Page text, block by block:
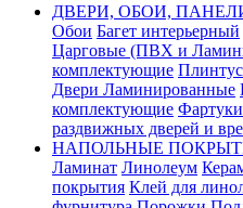
ДВЕРИ, ОБОИ,
Обои Багет интерьерный
Царговые (ПВХ и
комплектующие
Двери Ламинированные
комплектующие Фартуки
раздвижных дверей и
НАПОЛЬНЫЕ
Ламинат Линолеум
покрытия Клей для